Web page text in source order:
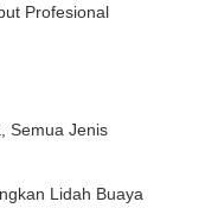
Profesional
Semua Jenis
Lidah Buaya